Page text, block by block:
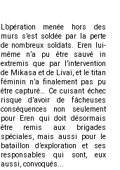
L’opération menée hors des
murs s’est soldée par la perte
de nombreux soldats. Eren lui-
même n’a pu être sauvé in
extremis que par l’intervention
de Mikasa et de Livaï, et le titan
féminin n’a finalement pas pu
être capturé… Ce cuisant échec
risque d’avoir de fâcheuses
conséquences non seulement
pour Eren qui doit désormais
être remis aux brigades
spéciales, mais aussi pour le
bataillon d’exploration et ses
responsables qui sont, eux
aussi, convoqués...